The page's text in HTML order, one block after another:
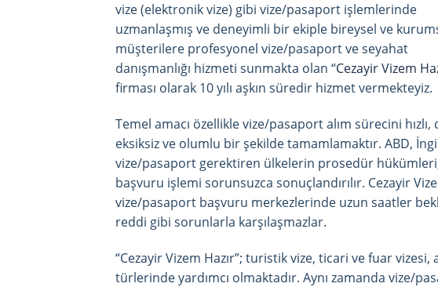
vize (elektronik vize) gibi vize/pasaport işlemlerinde
uzmanlaşmış ve deneyimli bir ekiple bireysel ve
müşterilere profesyonel vize/pasaport ve seyahat
danışmanlığı hizmeti sunmakta olan “Cezayir Vizem
firması olarak 10 yılı aşkın süredir hizmet vermekteyiz.
Temel amacı özellikle vize/pasaport alım sürecini hızlı,
eksiksiz ve olumlu bir şekilde tamamlamaktır. ABD,
vize/pasaport gerektiren ülkelerin prosedür
başvuru işlemi sorunsuzca sonuçlandırılır. Cezayir
vize/pasaport başvuru merkezlerinde uzun saatler
reddi gibi sorunlarla karşılaşmazlar.
“Cezayir Vizem Hazır”; turistik vize, ticari ve fuar
türlerinde yardımcı olmaktadır. Aynı zamanda vize/